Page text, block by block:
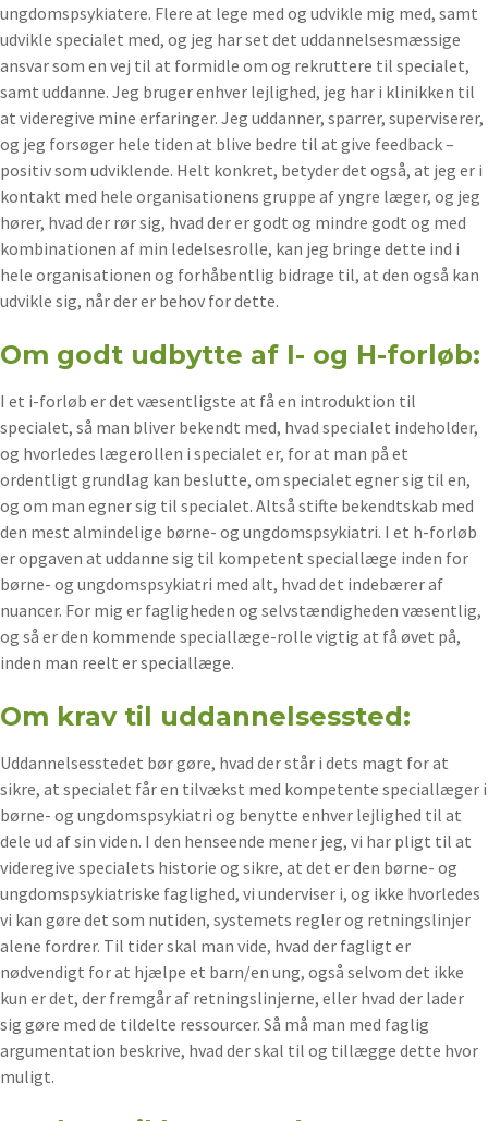
ungdomspsykiatere. Flere at lege med og udvikle mig med, samt
udvikle specialet med, og jeg har set det uddannelsesmæssige
ansvar som en vej til at formidle om og rekruttere til specialet,
samt uddanne. Jeg bruger enhver lejlighed, jeg har i klinikken til
at videregive mine erfaringer. Jeg uddanner, sparrer, superviserer,
og jeg forsøger hele tiden at blive bedre til at give feedback –
positiv som udviklende. Helt konkret, betyder det også, at jeg er i
kontakt med hele organisationens gruppe af yngre læger, og jeg
hører, hvad der rør sig, hvad der er godt og mindre godt og med
kombinationen af min ledelsesrolle, kan jeg bringe dette ind i
hele organisationen og forhåbentlig bidrage til, at den også kan
udvikle sig, når der er behov for dette.
Om godt udbytte af I- og H-forløb:
I et i-forløb er det væsentligste at få en introduktion til
specialet, så man bliver bekendt med, hvad specialet indeholder,
og hvorledes lægerollen i specialet er, for at man på et
ordentligt grundlag kan beslutte, om specialet egner sig til en,
og om man egner sig til specialet. Altså stifte bekendtskab med
den mest almindelige børne- og ungdomspsykiatri. I et h-forløb
er opgaven at uddanne sig til kompetent speciallæge inden for
børne- og ungdomspsykiatri med alt, hvad det indebærer af
nuancer. For mig er fagligheden og selvstændigheden væsentlig,
og så er den kommende speciallæge-rolle vigtig at få øvet på,
inden man reelt er speciallæge.
Om krav til uddannelsessted:
Uddannelsesstedet bør gøre, hvad der står i dets magt for at
sikre, at specialet får en tilvækst med kompetente speciallæger i
børne- og ungdomspsykiatri og benytte enhver lejlighed til at
dele ud af sin viden. I den henseende mener jeg, vi har pligt til at
videregive specialets historie og sikre, at det er den børne- og
ungdomspsykiatriske faglighed, vi underviser i, og ikke hvorledes
vi kan gøre det som nutiden, systemets regler og retningslinjer
alene fordrer. Til tider skal man vide, hvad der fagligt er
nødvendigt for at hjælpe et barn/en ung, også selvom det ikke
kun er det, der fremgår af retningslinjerne, eller hvad der lader
sig gøre med de tildelte ressourcer. Så må man med faglig
argumentation beskrive, hvad der skal til og tillægge dette hvor
muligt.